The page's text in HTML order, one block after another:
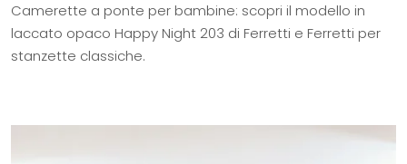
Camerette a ponte per bambine: scopri il modello in
laccato opaco Happy Night 203 di Ferretti e Ferretti per
stanzette classiche.